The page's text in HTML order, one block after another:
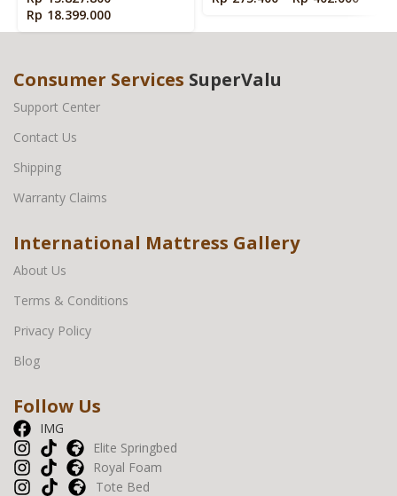
Rp 18.399.000
Consumer Services SuperValu
Support Center
Contact Us
Shipping
Warranty Claims
International Mattress Gallery
About Us
Terms & Conditions
Privacy Policy
Blog
Follow Us
IMG
Elite Springbed
Royal Foam
Tote Bed